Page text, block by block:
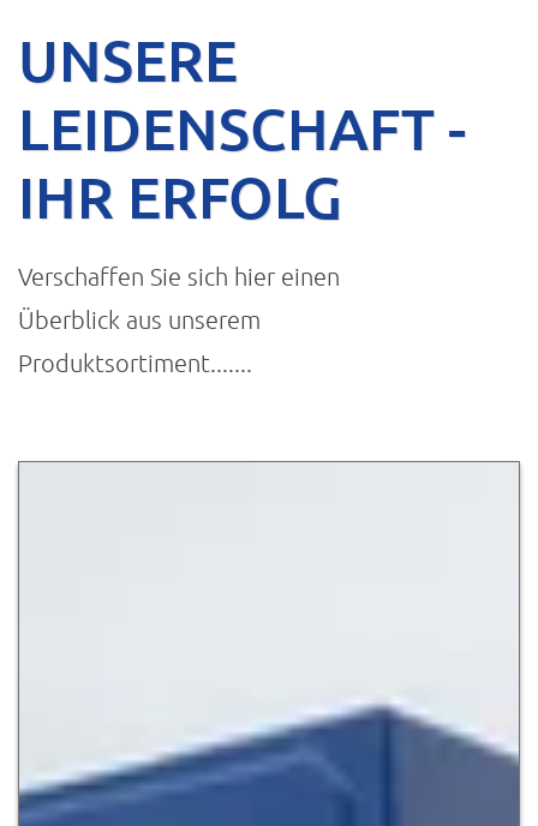
UNSERE
LEIDENSCHAFT -
IHR ERFOLG
Verschaffen Sie sich hier einen
Überblick aus unserem
Produktsortiment.......